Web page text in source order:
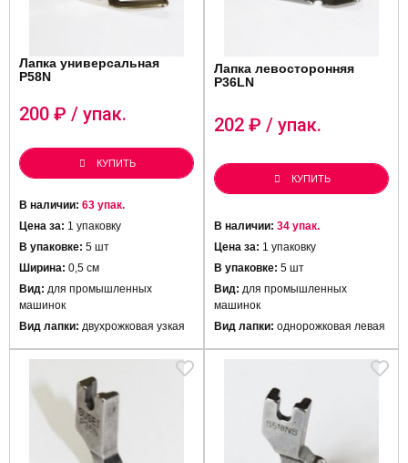
Лапка универсальная
P58N
200 ₽ / упак.
КУПИТЬ
В наличии: 63 упак.
Цена за: 1 упаковку
В упаковке: 5 шт
Ширина: 0,5 см
Вид: для промышленных
машинок
Вид лапки: двухрожковая узкая
Лапка левосторонняя
P36LN
202 ₽ / упак.
КУПИТЬ
В наличии: 34 упак.
Цена за: 1 упаковку
В упаковке: 5 шт
Вид: для промышленных
машинок
Вид лапки: однорожковая левая